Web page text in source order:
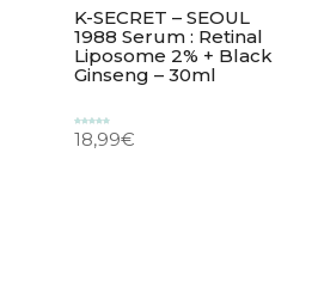
K-SECRET – SEOUL
1988 Serum : Retinal
Liposome 2% + Black
Ginseng – 30ml
con
5.00
18,99€